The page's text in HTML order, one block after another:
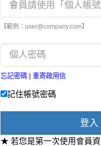
【範例：user@company.com】
忘記密碼 重寄啟用信
記住帳號密碼
登入
★ 若您是第一次使用會員